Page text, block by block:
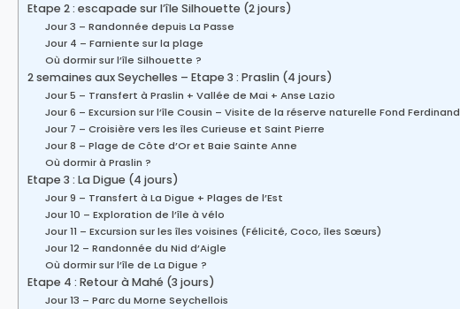
Etape 2 : escapade sur l’île Silhouette (2 jours)
Jour 3 – Randonnée depuis La Passe
Jour 4 – Farniente sur la plage
Où dormir sur l’île Silhouette ?
2 semaines aux Seychelles – Etape 3 : Praslin (4 jours)
Jour 5 – Transfert à Praslin + Vallée de Mai + Anse Lazio
Jour 6 – Excursion sur l’île Cousin – Visite de la réserve naturelle Fond Ferdinand
Jour 7 – Croisière vers les îles Curieuse et Saint Pierre
Jour 8 – Plage de Côte d’Or et Baie Sainte Anne
Où dormir à Praslin ?
Etape 3 : La Digue (4 jours)
Jour 9 – Transfert à La Digue + Plages de l’Est
Jour 10 – Exploration de l’île à vélo
Jour 11 – Excursion sur les îles voisines (Félicité, Coco, îles Sœurs)
Jour 12 – Randonnée du Nid d’Aigle
Où dormir sur l’île de La Digue ?
Etape 4 : Retour à Mahé (3 jours)
Jour 13 – Parc du Morne Seychellois